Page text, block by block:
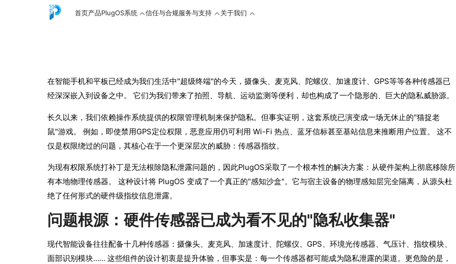
首页产品PlugOS系统 信任与合规服务与支持 关于我们
在智能手机和平板已经成为我们生活中"超级终端"的今天，摄像头、麦克风、陀螺仪、加速度计、GPS等等各种传感器已
经深深嵌入到设备之中。 它们为我们带来了拍照、导航、运动监测等便利，却也构成了一个隐形的、巨大的隐私威胁源。
长久以来，我们依赖操作系统提供的权限管理机制来保护隐私。但事实证明，这套系统已演变成一场无休止的"猫捉老
鼠"游戏。 例如，即使禁用GPS定位权限，恶意应用仍可利用 Wi-Fi 热点、蓝牙信标甚至基站信息来推断用户位置。 这不
仅是权限绕过的问题，其核心在于一个更深层次的威胁：传感器指纹。
为现有权限系统打补丁是无法根除隐私泄露问题的，因此PlugOS采取了一个根本性的解决方案：从硬件架构上彻底移除所
有本地物理传感器。 这种设计将 PlugOS 变成了一个真正的"感知沙盒"。它与宿主设备的物理感知层完全隔离，从源头杜
绝了任何形式的硬件级指纹信息泄露。
问题根源：硬件传感器已成为看不见的"隐私收集器"
现代智能设备往往配备十几种传感器：摄像头、麦克风、加速度计、陀螺仪、GPS、环境光传感器、气压计、指纹模块、
面部识别模块…… 这些组件的设计初衷是提升体验，但事实是：每一个传感器都可能成为隐私泄露的渠道。更危险的是，
English
Español
Русский